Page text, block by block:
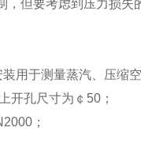
但要考虑到压力损失
用于测量蒸汽、压缩
开孔尺寸为￠50；
；